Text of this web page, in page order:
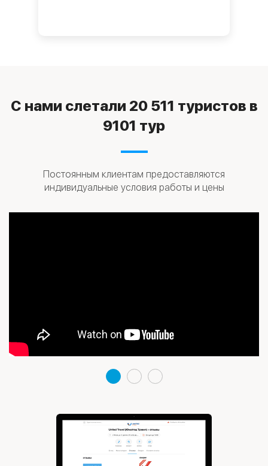
С нами слетали 20 511 туристов в
9101 тур
Постоянным клиентам предоставляются
индивидуальные условия работы и цены